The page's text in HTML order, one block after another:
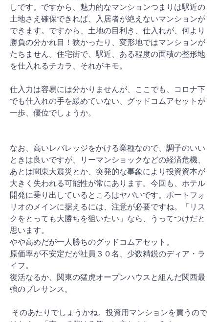
しです。ですから、魅力的なマンションつまりは駅近の
土地さえ確保できれば、入居者が絶えないマンションが
できます。ですから、土地の目利き、仕入れが、何より
勝負の分かれ目！狭かったり、変形地ではマンションが
たちません。住宅街で、駅近、ある程度の面積の整形地
を仕入れるチカラ、それがキモ。
仕入力は容易には分かりませんが、ここでも、コロナ下
でも仕入れの手を緩めていない、グッドコムアセットが
一歩、優位でしょうか。
なお、高いレバレッジをかける業種なので、調子のいい
ときは良いですが、リーマンショックなどの経済危機、
あとは関東大震災とか、突発的な事象により投資資本が
大きく失われる可能性が常にあります。今回も、ホテル
開発に乗り出しているところはヤバいです。ポートフォ
リオのメインに据えるには、注意が必要ですね。「リス
クをとっても大勝ちを狙いたい」なら、うってつけだと
思います。
やや高めだが一人勝ちのグッドコムアセット。
原価率が不安定だが社員３０名、少数精鋭のディア・ラ
イフ。
復活なるか、関東の猛虎オープンハウスと組んだ関西最
強のプレサンス。
そのあたりでしょうかね。投資用マンションを買うので